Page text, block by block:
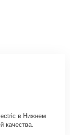
в Нижнем
качества.